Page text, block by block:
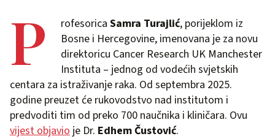
P rofesorica Samra Turajlić, porijeklom iz
Bosne i Hercegovine, imenovana je za novu
direktoricu Cancer Research UK Manchester
Instituta – jednog od vodećih svjetskih
centara za istraživanje raka. Od septembra 2025.
godine preuzet će rukovodstvo nad institutom i
predvoditi tim od preko 700 naučnika i kliničara. Ovu
vijest objavio je Dr. Edhem Čustović.